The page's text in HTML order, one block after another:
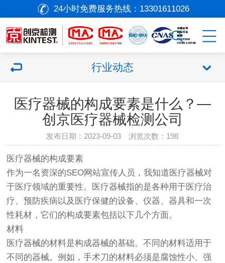
24小时免费服务热线： 13301611026
行业动态
医疗器械的构成要素是什么？—
创京医疗器械检测公司
发布日期：2023-09-03 浏览次数： 198
医疗器械的构成要素
作为一名资深的SEO网站宣传人员，我知道 医疗器械对
于医疗领域的重要性。
医疗器械指的是各种用于医疗治
疗、预防疾病以及医疗保健的设备、仪器、器具和一次
性耗材，它们的构成要素包括以下几个方面。
材料
医疗器械的材料是构成器械的基础。不同的材料适用于
不同的器械。例如，手术刀的材料必须是腐蚀性小、强